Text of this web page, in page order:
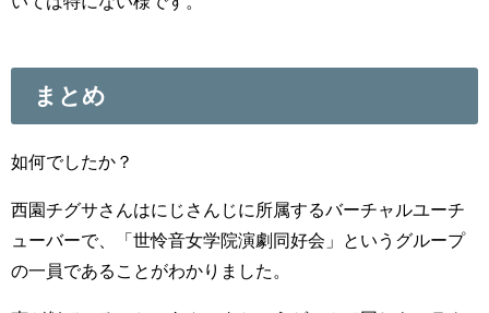
まとめ
如何でしたか？
西園チグサさんはにじさんじに所属するバーチャルユーチ
ューバーで、「世怜音女学院演劇同好会」というグループ
の一員であることがわかりました。